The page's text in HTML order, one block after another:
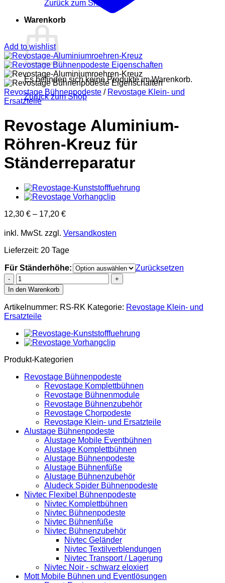
Zurück zum Shop
Warenkorb
Es befinden sich keine Produkte im Warenkorb.
Zurück zum Shop
Add to wishlist
Revostage Bühnenpodeste / Revostage Klein- und
Ersatzteile
Revostage Aluminium-
Röhren-Kreuz für
Ständerreparatur
12,30 € – 17,20 €
inkl. MwSt. zzgl. Versandkosten
Lieferzeit: 20 Tage
Für Ständerhöhe:
Zurücksetzen
Revostage
Aluminium-
Röhren-
Kreuz
für
Ständerreparatur
Menge
In den Warenkorb
Artikelnummer: RS-RK Kategorie: Revostage Klein- und
Ersatzteile
Produkt-Kategorien
Revostage Bühnenpodeste
Revostage Komplettbühnen
Revostage Bühnenmodule
Revostage Bühnenzubehör
Revostage Chorpodeste
Revostage Klein- und Ersatzteile
Alustage Bühnenpodeste
Alustage Mobile Eventbühnen
Alustage Komplettbühnen
Alustage Bühnenpodeste
Alustage Bühnenfüße
Alustage Bühnenzubehör
Aludeck Spider Bühnenpodeste
Nivtec Flexibel Bühnenpodeste
Nivtec Komplettbühnen
Nivtec Bühnenpodeste
Nivtec Bühnenfüße
Nivtec Bühnenzubehör
Nivtec Geländer
Nivtec Textilverblendungen
Nivtec Transport / Lagerung
Nivtec Noir - schwarz eloxiert
Mott Mobile Bühnen und Eventlösungen